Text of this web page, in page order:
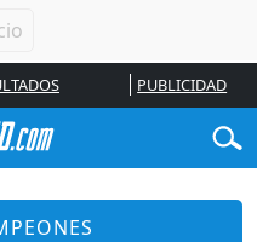
PUBLICIDAD